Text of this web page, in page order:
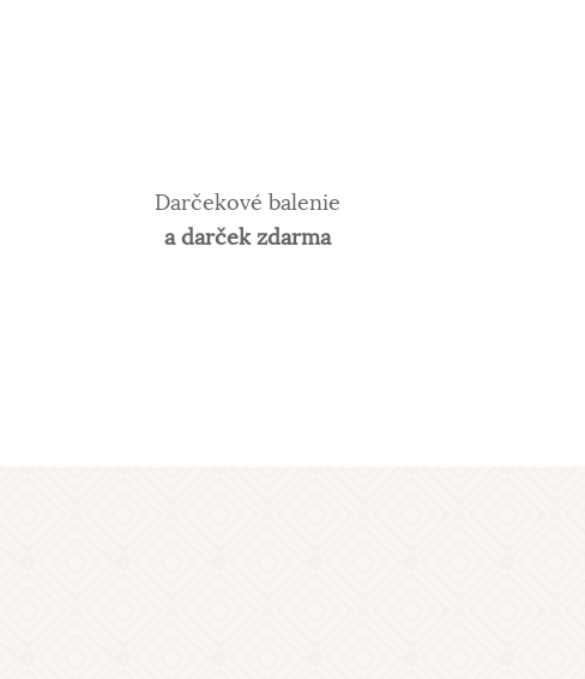
Darčekové balenie
a darček zdarma